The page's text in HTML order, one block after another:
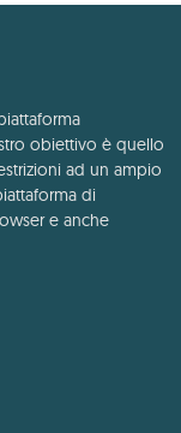
obiettivo è quello
ad un ampio
di
e anche